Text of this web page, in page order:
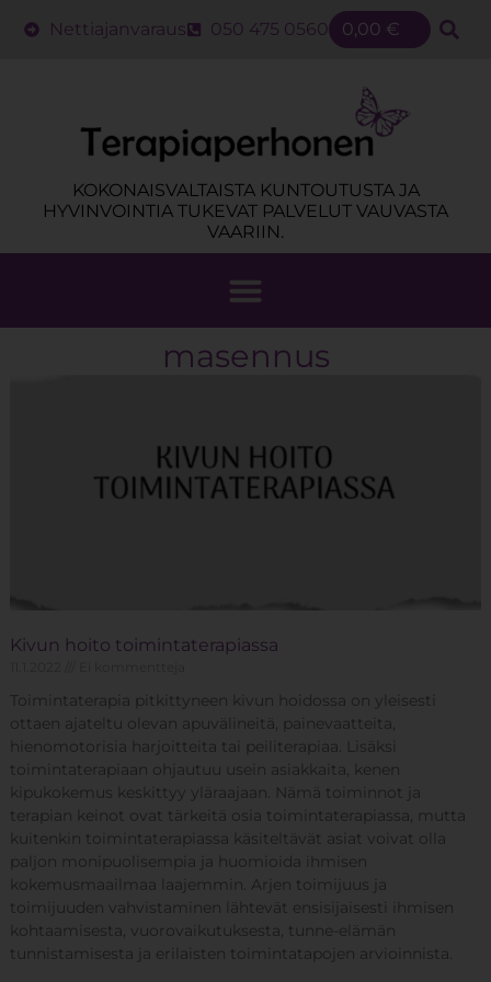
Nettiajanvaraus 050 475 0560 0,00 €
KOKONAISVALTAISTA KUNTOUTUSTA JA
HYVINVOINTIA TUKEVAT PALVELUT VAUVASTA
VAARIIN.
masennus
Kivun hoito toimintaterapiassa
Toimintaterapia pitkittyneen kivun hoidossa on yleisesti
ottaen ajateltu olevan apuvälineitä, painevaatteita,
hienomotorisia harjoitteita tai peiliterapiaa. Lisäksi
toimintaterapiaan ohjautuu usein asiakkaita, kenen
kipukokemus keskittyy yläraajaan. Nämä toiminnot ja
terapian keinot ovat tärkeitä osia toimintaterapiassa, mutta
kuitenkin toimintaterapiassa käsiteltävät asiat voivat olla
paljon monipuolisempia ja huomioida ihmisen
kokemusmaailmaa laajemmin. Arjen toimijuus ja
toimijuuden vahvistaminen lähtevät ensisijaisesti ihmisen
kohtaamisesta, vuorovaikutuksesta, tunne-elämän
tunnistamisesta ja erilaisten toimintatapojen arvioinnista.